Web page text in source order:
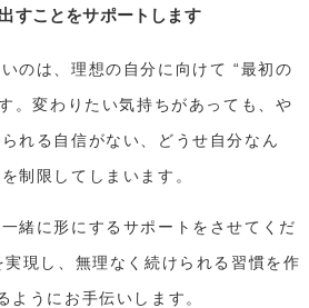
すことをサポートします
のは、理想の自分に向けて “最初の
。変わりたい気持ちがあっても、や
れる自信がない、どうせ自分なん
制限してしまいます。
緒に形にするサポートをさせてくだ
現し、無理なく続けられる習慣を作
ようにお手伝いします。